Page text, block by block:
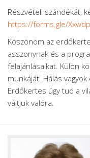
Részvételi szándékát,
https://forms.gle/
Köszönöm az
asszonynak és a
felajánlásaikat. Külön
munkáját. Hálás
Erdőkertes úgy tud a
váltjuk valóra.